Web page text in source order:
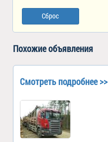
Сброс
Похожие объявления
Смотреть подробнее >>